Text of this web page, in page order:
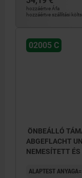
hozzáértve Áfa
hozzáértve szállítási
02005 C
ÖNBEÁLLÓ
ABGEFLACHT
NEMESÍTETT
ALAPTEST